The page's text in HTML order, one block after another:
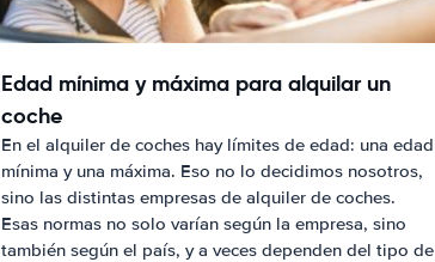
Edad mínima y máxima para alquilar un
coche
En el alquiler de coches hay límites de edad: una edad
mínima y una máxima. Eso no lo decidimos nosotros,
sino las distintas empresas de alquiler de coches.
Esas normas no solo varían según la empresa, sino
también según el país, y a veces dependen del tipo de